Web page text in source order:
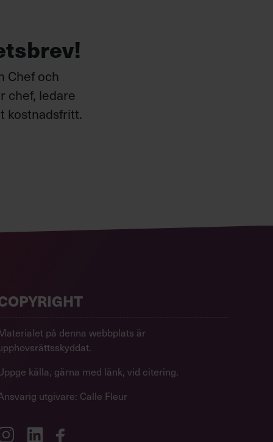
Chef och
chef, ledare
kostnadsfritt.
på denna webbplats är
källa, gärna med länk, vid citering.
utgivare: Calle Fleur